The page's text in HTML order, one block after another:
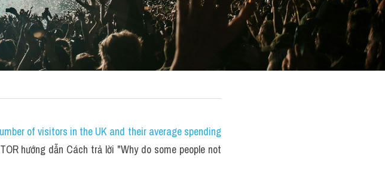
of visitors in the UK and their average spending
hướng dẫn Cách trả lời "Why do some people not